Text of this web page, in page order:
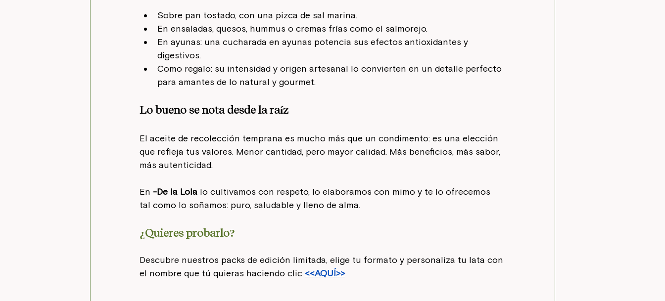
Sobre pan tostado, con una pizca de sal marina.
En ensaladas, quesos, hummus o cremas frías como el salmorejo.
En ayunas: una cucharada en ayunas potencia sus efectos antioxidantes y
digestivos.
Como regalo: su intensidad y origen artesanal lo convierten en un detalle perfecto
para amantes de lo natural y gourmet.
Lo bueno se nota desde la raíz
El aceite de recolección temprana es mucho más que un condimento: es una elección
que refleja tus valores. Menor cantidad, pero mayor calidad. Más beneficios, más sabor,
más autenticidad.
En -De la Lola lo cultivamos con respeto, lo elaboramos con mimo y te lo ofrecemos
tal como lo soñamos: puro, saludable y lleno de alma.
¿Quieres probarlo?
Descubre nuestros packs de edición limitada, elige tu formato y personaliza tu lata con
el nombre que tú quieras haciendo clic <<AQUÍ>>